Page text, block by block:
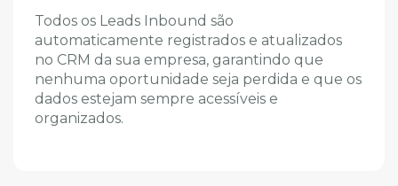
Todos os Leads Inbound são
automaticamente registrados e atualizados
no CRM da sua empresa, garantindo que
nenhuma oportunidade seja perdida e que os
dados estejam sempre acessíveis e
organizados.